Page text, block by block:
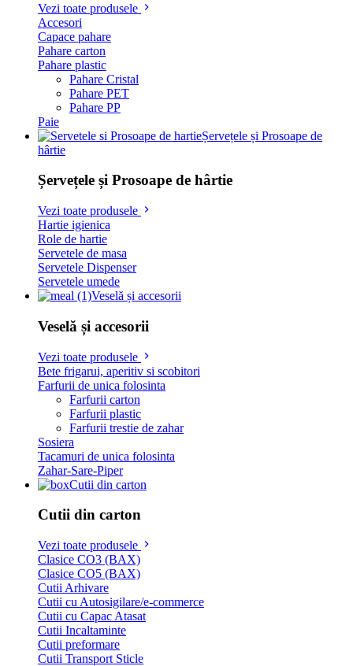
Vezi toate produsele
Accesori
Capace pahare
Pahare carton
Pahare plastic
Pahare Cristal
Pahare PET
Pahare PP
Paie
Șervețele și Prosoape de
hârtie
Șervețele și Prosoape de hârtie
Vezi toate produsele
Hartie igienica
Role de hartie
Servetele de masa
Servetele Dispenser
Servetele umede
Veselă și accesorii
Veselă și accesorii
Vezi toate produsele
Bete frigarui, aperitiv si scobitori
Farfurii de unica folosinta
Farfurii carton
Farfurii plastic
Farfurii trestie de zahar
Sosiera
Tacamuri de unica folosinta
Zahar-Sare-Piper
Cutii din carton
Cutii din carton
Vezi toate produsele
Clasice CO3 (BAX)
Clasice CO5 (BAX)
Cutii Arhivare
Cutii cu Autosigilare/e-commerce
Cutii cu Capac Atasat
Cutii Incaltaminte
Cutii preformare
Cutii Transport Sticle